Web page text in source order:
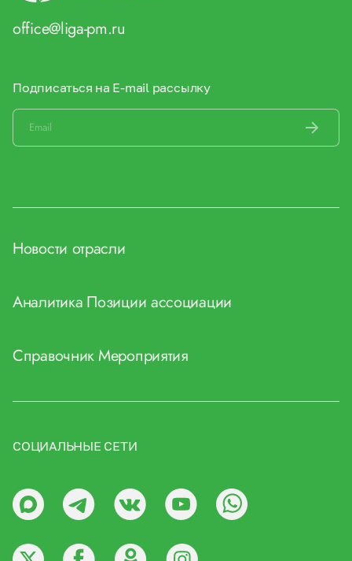
office@liga-pm.ru
Подписаться на E-mail рассылку
Новости отрасли
Аналитика Позиции ассоциации
СправочникМероприятия
СОЦИАЛЬНЫЕ СЕТИ